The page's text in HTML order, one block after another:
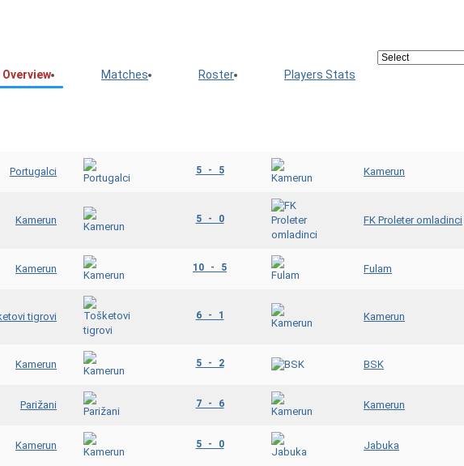
Overview Matches Roster Players Stats
Portugalci 5 - 5 Kamerun
Kamerun 5 - 0 FK Proleter omladinci
Kamerun 10 - 5 Fulam
tigrovi 6 - 1 Kamerun
Kamerun 5 - 2 BSK
Parižani 7 - 6 Kamerun
Kamerun 5 - 0 Jabuka